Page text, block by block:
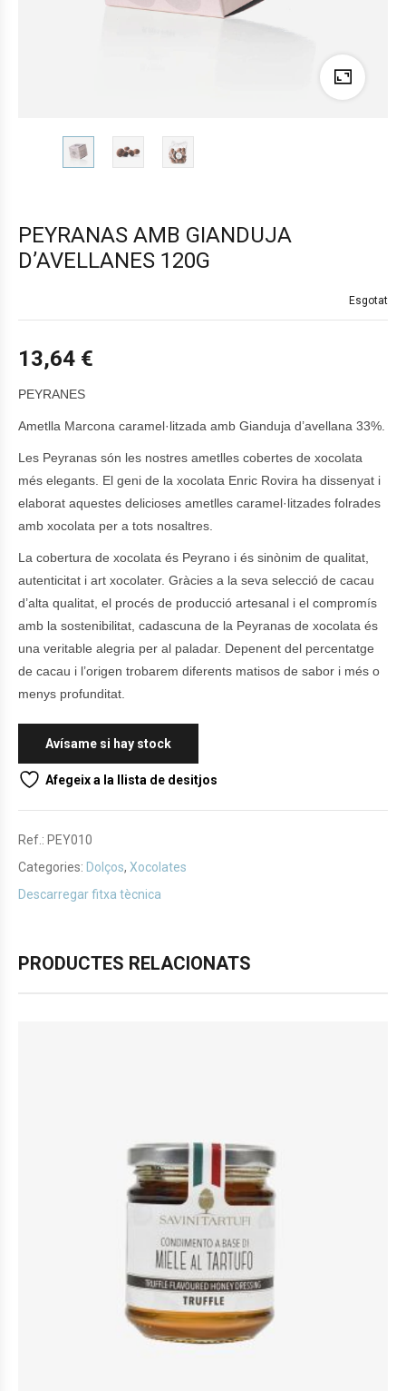
PEYRANAS AMB GIANDUJA
D’AVELLANES 120G
Esgotat
13,64 €
PEYRANES
Ametlla Marcona caramel·litzada amb Gianduja d’avellana 33%.
Les Peyranas són les nostres ametlles cobertes de xocolata
més elegants. El geni de la xocolata Enric Rovira ha dissenyat i
elaborat aquestes delicioses ametlles caramel·litzades folrades
amb xocolata per a tots nosaltres.
La cobertura de xocolata és Peyrano i és sinònim de qualitat,
autenticitat i art xocolater. Gràcies a la seva selecció de cacau
d’alta qualitat, el procés de producció artesanal i el compromís
amb la sostenibilitat, cadascuna de la Peyranas de xocolata és
una veritable alegria per al paladar. Depenent del percentatge
de cacau i l’origen trobarem diferents matisos de sabor i més o
menys profunditat.
Afegeix a la llista de desitjos
Ref.: PEY010
Categories: Dolços, Xocolates
Descarregar fitxa tècnica
PRODUCTES RELACIONATS